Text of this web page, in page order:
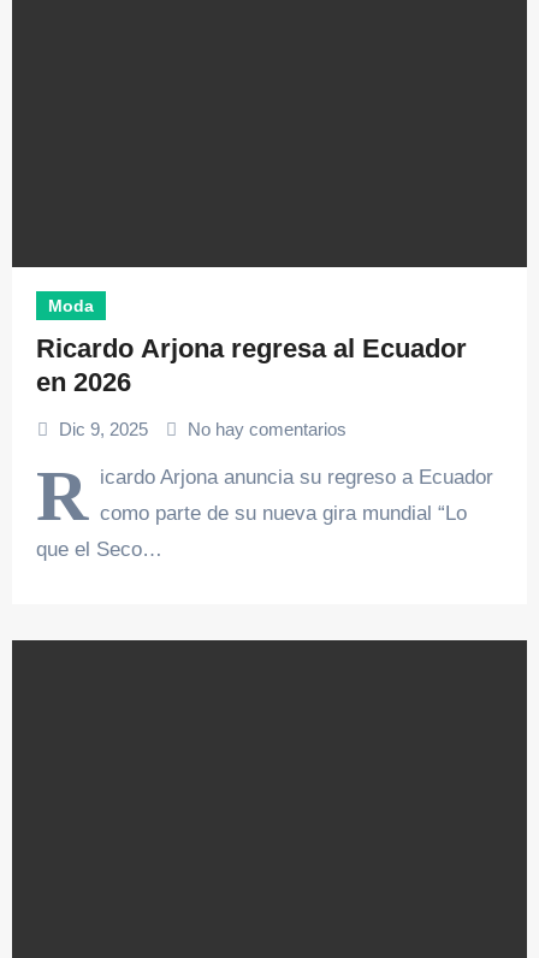
Moda
Ricardo Arjona regresa al Ecuador
en 2026
Dic 9, 2025 No hay comentarios
R icardo Arjona anuncia su regreso a Ecuador
como parte de su nueva gira mundial “Lo
que el Seco…